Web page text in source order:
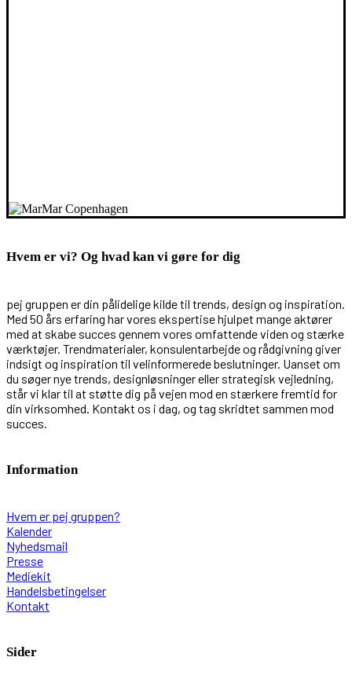
Hvem er vi? Og hvad kan vi gøre for dig
pej gruppen er din pålidelige kilde til trends, design og inspiration.
Med 50 års erfaring har vores ekspertise hjulpet mange aktører
med at skabe succes gennem vores omfattende viden og stærke
værktøjer. Trendmaterialer, konsulentarbejde og rådgivning giver
indsigt og inspiration til velinformerede beslutninger. Uanset om
du søger nye trends, designløsninger eller strategisk vejledning,
står vi klar til at støtte dig på vejen mod en stærkere fremtid for
din virksomhed. Kontakt os i dag, og tag skridtet sammen mod
succes.
Information
Hvem er pej gruppen?
Kalender
Nyhedsmail
Presse
Mediekit
Handelsbetingelser
Kontakt
Sider